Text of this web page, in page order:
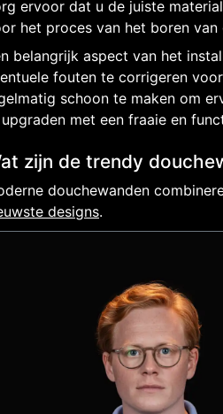
ervoor dat u de juiste
het proces van het boren van
belangrijk aspect van het
fouten te corrigeren
schoon te maken om
met een fraaie en
zijn de trendy
douchewanden
designs.